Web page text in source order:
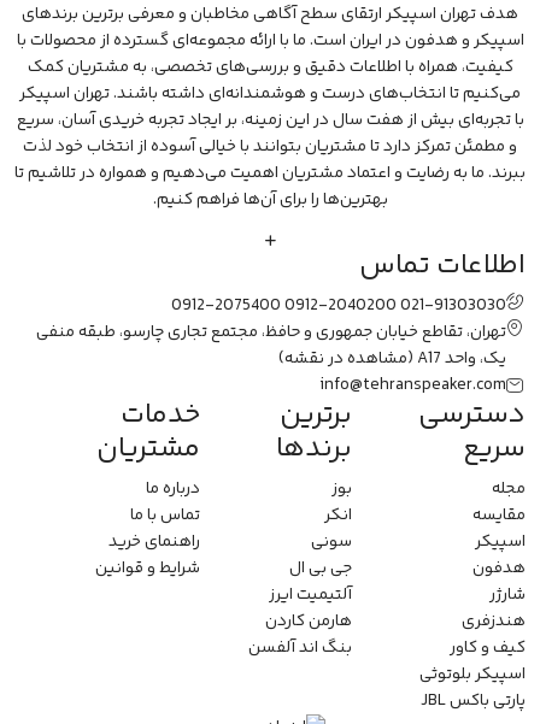
هدف تهران اسپیکر ارتقای سطح آگاهی مخاطبان و معرفی برترین برندهای
اسپیکر و هدفون در ایران است. ما با ارائه مجموعه‌ای گسترده از محصولات با
کیفیت، همراه با اطلاعات دقیق و بررسی‌های تخصصی، به مشتریان کمک
می‌کنیم تا انتخاب‌های درست و هوشمندانه‌ای داشته باشند. تهران اسپیکر
با تجربه‌ای بیش از هفت سال در این زمینه، بر ایجاد تجربه خریدی آسان، سریع
و مطمئن تمرکز دارد تا مشتریان بتوانند با خیالی آسوده از انتخاب خود لذت
ببرند. ما به رضایت و اعتماد مشتریان اهمیت می‌دهیم و همواره در تلاشیم تا
بهترین‌ها را برای آن‌ها فراهم کنیم.
اطلاعات تماس
021-91303030
0912-2040200
0912-2075400
تهران، تقاطع خیابان جمهوری و حافظ، مجتمع تجاری چارسو، طبقه منفی
یک، واحد A17
(مشاهده در نقشه)
info@tehranspeaker.com
دسترسی
سریع
مجله
مقایسه
اسپیکر
هدفون
شارژر
هندزفری
کیف و کاور
اسپیکر بلوتوثی
پارتی باکس JBL
برترین
برندها
بوز
انکر
سونی
جی بی ال
آلتیمیت ایرز
هارمن کاردن
بنگ اند آلفسن
خدمات
مشتریان
درباره ما
تماس با ما
راهنمای خرید
شرایط و قوانین